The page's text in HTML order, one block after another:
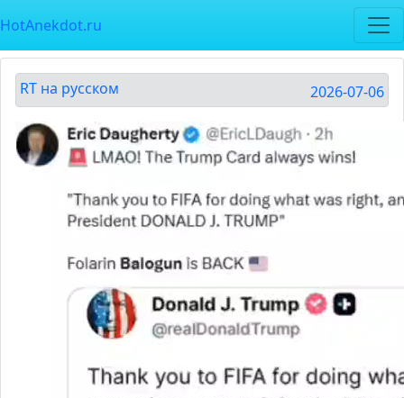
HotAnekdot.ru
RT на русском 2026-07-06